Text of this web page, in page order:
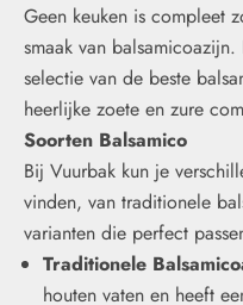
Geen keuken is compleet
smaak van
selectie van de beste
heerlijke zoete en zure
Soorten Balsamico
Bij Vuurbak kun je
vinden, van traditionele
varianten die perfect
Traditionele
houten vaten en heeft